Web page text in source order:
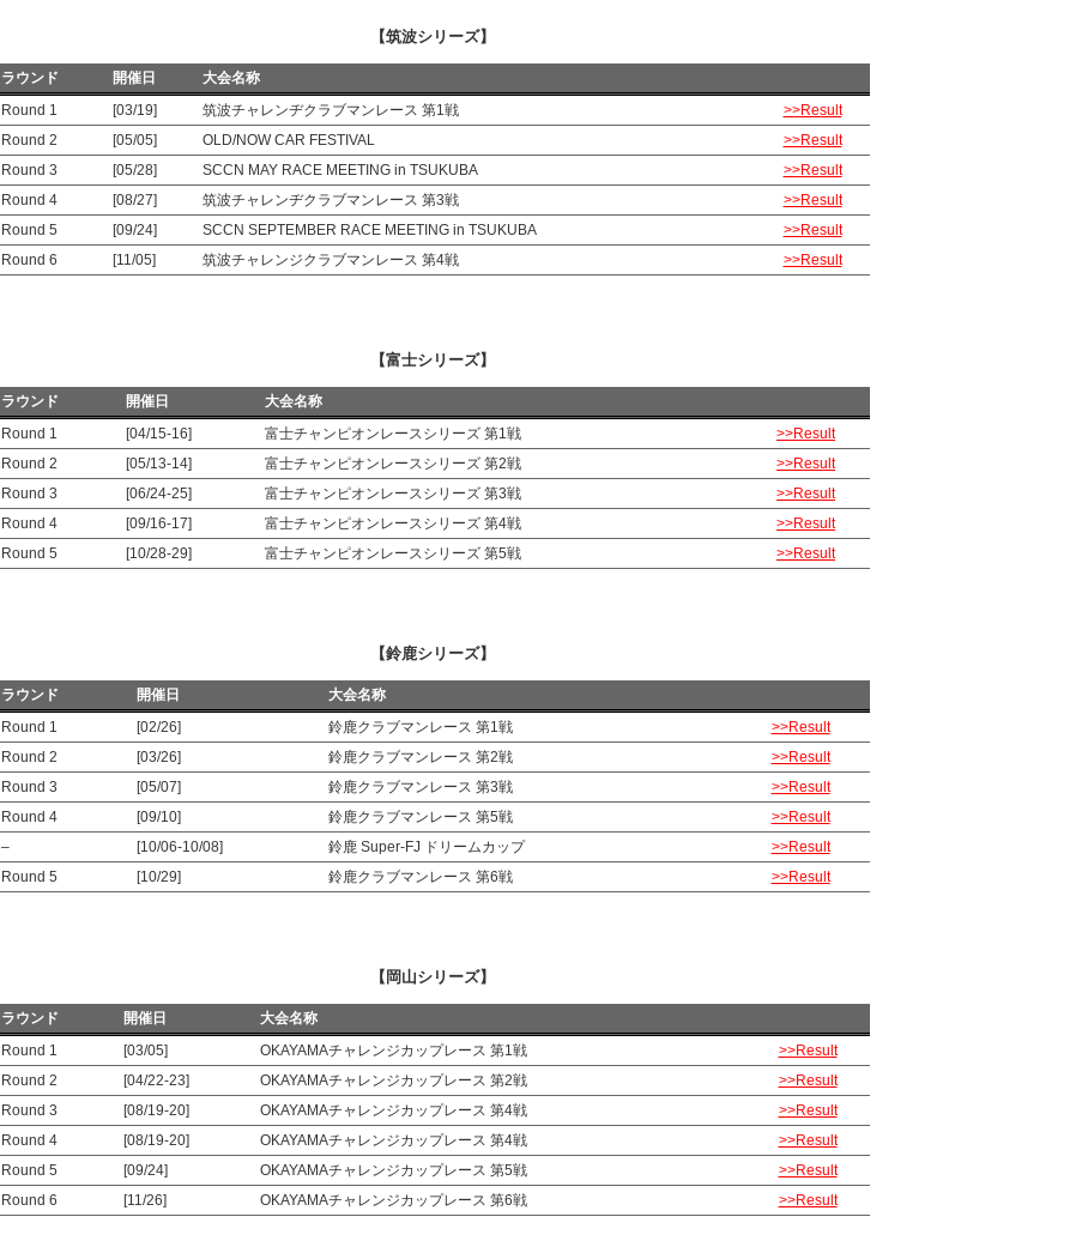
【筑波シリーズ】
ラウンド 開催日
大会名称
Round 1
[03/19] 筑波チャレンヂクラブマンレース 第1戦
>>Result
Round 2
[05/05] OLD/NOW CAR FESTIVAL
>>Result
Round 3
[05/28] SCCN MAY RACE MEETING in TSUKUBA
>>Result
Round 4
[08/27] 筑波チャレンヂクラブマンレース 第3戦
>>Result
Round 5
[09/24] SCCN SEPTEMBER RACE MEETING in TSUKUBA
>>Result
Round 6
[11/05] 筑波チャレンジクラブマンレース 第4戦 >>Result
【富士シリーズ】
ラウンド 開催日
大会名称
Round 1
[04/15-16] 富士チャンピオンレースシリーズ 第1戦
>>Result
Round 2
[05/13-14] 富士チャンピオンレースシリーズ 第2戦
>>Result
Round 3
[06/24-25] 富士チャンピオンレースシリーズ 第3戦
>>Result
Round 4
[09/16-17] 富士チャンピオンレースシリーズ 第4戦
>>Result
Round 5
[10/28-29] 富士チャンピオンレースシリーズ 第5戦 >>Result
【鈴鹿シリーズ】
ラウンド 開催日
大会名称
Round 1
[02/26] 鈴鹿クラブマンレース 第1戦
>>Result
Round 2
[03/26] 鈴鹿クラブマンレース 第2戦
>>Result
Round 3
[05/07] 鈴鹿クラブマンレース 第3戦
>>Result
Round 4
[09/10] 鈴鹿クラブマンレース 第5戦
>>Result
–
[10/06-10/08] 鈴鹿 Super-FJ ドリームカップ
>>Result
Round 5
[10/29] 鈴鹿クラブマンレース 第6戦 >>Result
【岡山シリーズ】
ラウンド 開催日
大会名称
Round 1
[03/05] OKAYAMAチャレンジカップレース 第1戦
>>Result
Round 2
[04/22-23] OKAYAMAチャレンジカップレース 第2戦
>>Result
Round 3
[08/19-20] OKAYAMAチャレンジカップレース 第4戦
>>Result
Round 4
[08/19-20] OKAYAMAチャレンジカップレース 第4戦
>>Result
Round 5
[09/24] OKAYAMAチャレンジカップレース 第5戦
>>Result
Round 6
[11/26] OKAYAMAチャレンジカップレース 第6戦 >>Result